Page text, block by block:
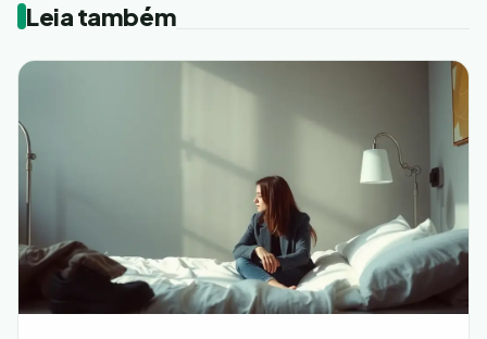
Leia também